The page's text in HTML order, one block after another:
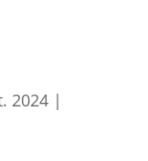
2024|